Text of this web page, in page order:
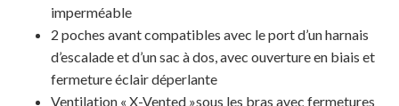
Votre panier est vide.
imperméable
2 poches avant compatibles avec le port d’un harnais
d’escalade et d’un sac à dos, avec ouverture en biais et
fermeture éclair déperlante
Ventilation « X-Vented »sous les bras avec fermetures